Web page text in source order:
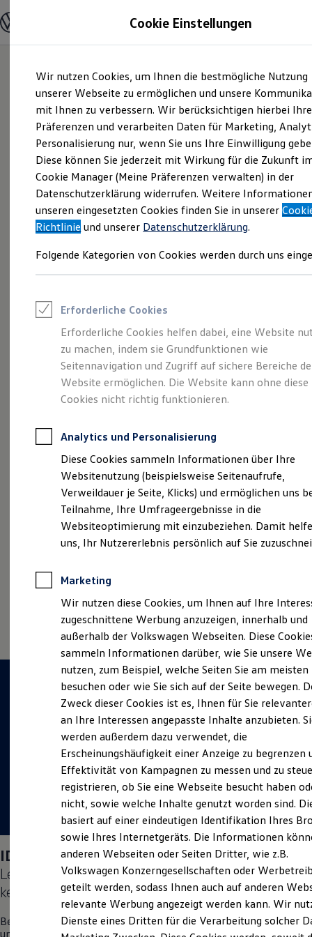
Hauptinhalt
springen
Footer
springen
Modelle und Konfigurator
Modelle vergleichen
Elektroautos
ENERGY Sondermodelle
Nutzfahrzeuge
SUV und CUV
Familienautos
Kombis
Kompaktwagen
Sportwagen
Schnell verfügbare Fahrzeuge
Angebote und Produkte
Aktuelle Angebote
E-Auto-Förderung
Volkswagen Marktplatz
Junge Gebrauchtwagen und Gebrauchtwagen
Saisonangebote
Leasing
Leasing-Angebote
Gebrauchtwagen Leasing
Junge Gebrauchtwagen-Leasing
Elektroauto Leasing
Kleinwagen-Leasing
Leasing ohne Anzahlung
Autokredit mit Schlussrate
Versicherungen und Garantien
Kfz-Versicherung
Restschuldversicherungen
Garantien
Wartungsverträge
Geschäftskunden
Professional Class bei Volkswagen
Großkunden
Behörden
Anpfiff zum Gewinn
Elektroautos
ID. Tutorials
Elektrofahrzeugkonzepte
Reichweite
Reichweite der ID. Modelle
Reichweite im Winter
Laden
Laden unterwegs
Laden Zuhause
Ladezeitensimulator
Batterie
Sicherheit
Garantie und Lebensdauer
Nachhaltigkeit
Technologie
Kosten und Kauf
Verbrauchskosten
Kaufoptionen
E-Auto-Förderung
Software und Konnektivität
Die ID. Software 6
ID. Software Versionen und Updates
Digitale Extras
Schnittstellen zu Ihrem ID.
Eine Spur Extra. Der
neue vollelektrische
ID. Polo
ID. Polo
Days vom 04.09.–05.09.2026:
Lernen Sie den neuen vollelektrischen ID. Polo
kennen.
Besuchen Sie uns vom 04. bis 05. September vor Ort in Wildberg
und erleben Sie einen Tag voller Freude, Spaß und
Cookie Einstellungen
Wir nutzen Cookies, um Ihnen die bestmögliche Nutzung
unserer Webseite zu ermöglichen und unsere
mit Ihnen zu verbessern. Wir berücksichtigen hierbei Ihre
Präferenzen und verarbeiten Daten für Marketing,
Personalisierung nur, wenn Sie uns Ihre Einwilligung
Diese können Sie jederzeit mit Wirkung für die Zukunft
Cookie Manager (Meine Präferenzen verwalten) in der
Datenschutzerklärung widerrufen. Weitere
unseren eingesetzten Cookies finden Sie in unserer
Richtlinie und unserer Datenschutzerklärung.
Folgende Kategorien von Cookies werden durch uns
Erforderliche Cookies
Erforderliche Cookies helfen dabei, eine Website
zu machen, indem sie Grundfunktionen wie
Seitennavigation und Zugriff auf sichere Bereiche
Website ermöglichen. Die Website kann ohne diese
Cookies nicht richtig funktionieren.
Analytics und Personalisierung
Diese Cookies sammeln Informationen über Ihre
Websitenutzung (beispielsweise Seitenaufrufe,
Verweildauer je Seite, Klicks) und ermöglichen uns
Teilnahme, Ihre Umfrageergebnisse in die
Websiteoptimierung mit einzubeziehen. Damit
uns, Ihr Nutzererlebnis persönlich auf Sie
Marketing
Wir nutzen diese Cookies, um Ihnen auf Ihre
zugeschnittene Werbung anzuzeigen, innerhalb und
außerhalb der Volkswagen Webseiten. Diese
sammeln Informationen darüber, wie Sie unsere
nutzen, zum Beispiel, welche Seiten Sie am meisten
besuchen oder wie Sie sich auf der Seite bewegen.
Zweck dieser Cookies ist es, Ihnen für Sie
an Ihre Interessen angepasste Inhalte anzubieten.
werden außerdem dazu verwendet, die
Erscheinungshäufigkeit einer Anzeige zu begrenzen
Effektivität von Kampagnen zu messen und zu
registrieren, ob Sie eine Webseite besucht haben
nicht, sowie welche Inhalte genutzt worden sind.
basiert auf einer eindeutigen Identifikation Ihres
sowie Ihres Internetgeräts. Die Informationen
anderen Webseiten oder Seiten Dritter, wie z.B.
Volkswagen Konzerngesellschaften oder
geteilt werden, sodass Ihnen auch auf anderen
relevante Werbung angezeigt werden kann. Wir
Dienste eines Dritten für die Verarbeitung solcher